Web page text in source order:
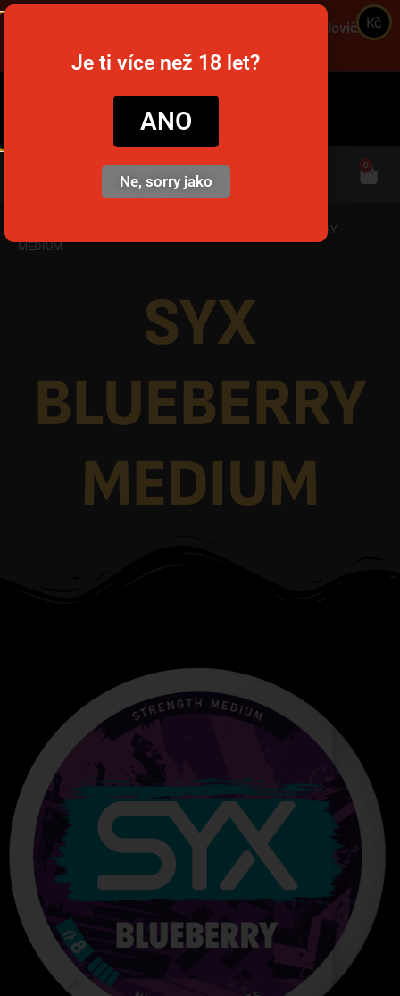
Objednajte cez víkend a získajte dopravu za polovičnú
snusim.to
0
/ SYX BLUEBERRY
MEDIUM
SYX
BLUEBERRY
MEDIUM
Kč
Je ti více než 18 let?
ANO
Ne, sorry jako